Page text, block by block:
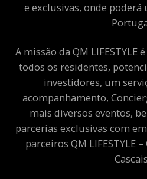
e exclusivas, onde
A missão da QM LIFESTYLE
todos os residentes,
investidores, um
acompanhamento,
mais diversos eventos,
parcerias exclusivas com
parceiros QM LIFESTYLE